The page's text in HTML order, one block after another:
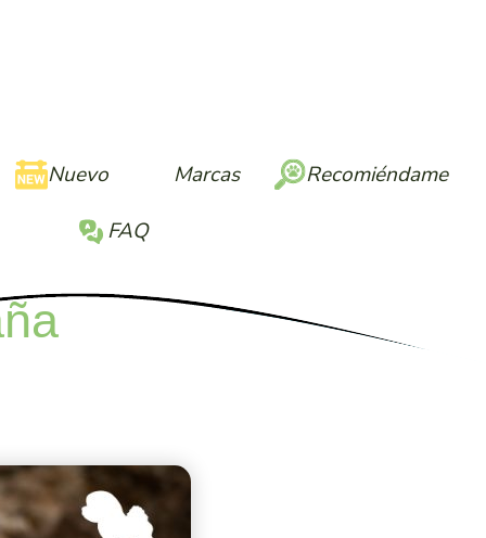
Nuevo Marcas
Recomiéndame
FAQ
Nuevo Marcas
Recomiéndame
FAQ